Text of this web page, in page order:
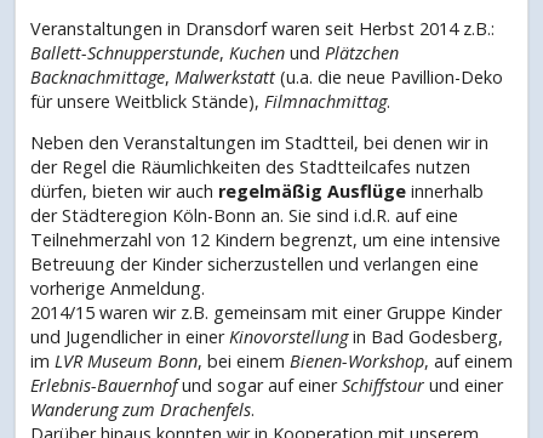
Veranstaltungen in Dransdorf waren seit Herbst 2014 z.B.:
Ballett-Schnupperstunde, Kuchen und Plätzchen
Backnachmittage, Malwerkstatt (u.a. die neue Pavillion-Deko
für unsere Weitblick Stände), Filmnachmittag.
Neben den Veranstaltungen im Stadtteil, bei denen wir in
der Regel die Räumlichkeiten des Stadtteilcafes nutzen
dürfen, bieten wir auch regelmäßig Ausflüge innerhalb
der Städteregion Köln-Bonn an. Sie sind i.d.R. auf eine
Teilnehmerzahl von 12 Kindern begrenzt, um eine intensive
Betreuung der Kinder sicherzustellen und verlangen eine
vorherige Anmeldung.
2014/15 waren wir z.B. gemeinsam mit einer Gruppe Kinder
und Jugendlicher in einerKinovorstellungin Bad Godesberg,
im LVR Museum Bonn, bei einem Bienen-Workshop, auf einem
Erlebnis-Bauernhofund sogar auf einerSchiffstour und einer
Wanderung zum Drachenfels.